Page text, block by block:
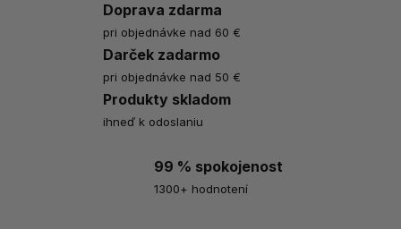
Doprava zdarma
pri objednávke nad 60 €
Darček zadarmo
pri objednávke nad 50 €
Produkty skladom
ihneď k odoslaniu
99 % spokojenost
1300+ hodnotení